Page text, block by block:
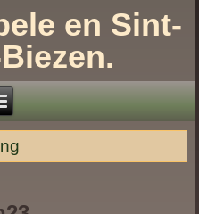
en Sint-